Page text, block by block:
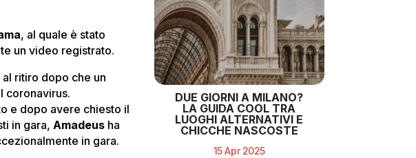
, al quale è stato
un video registrato.
ritiro dopo che un
coronavirus.
e dopo avere chiesto il
in gara,Amadeus ha
in gara.
DUE GIORNI A MILANO?
LA GUIDA COOL TRA
LUOGHI ALTERNATIVI E
CHICCHE NASCOSTE
15 Apr 2025